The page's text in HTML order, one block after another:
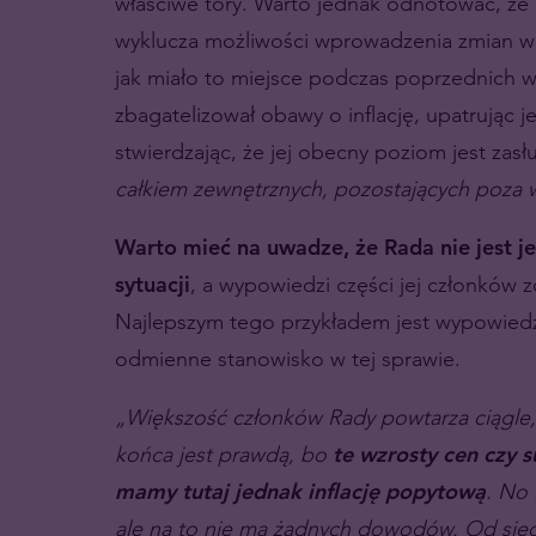
wyklucza możliwości wprowadzenia zmian
jak miało to miejsce podczas poprzednich
zbagatelizował obawy o inflację, upatrując
stwierdzając, że jej obecny poziom jest
całkiem zewnętrznych, pozostających
Warto mieć na uwadze, że Rada nie jest
sytuacji, a wypowiedzi części jej członków
Najlepszym tego przykładem jest
odmienne stanowisko w tej sprawie.
„Większość członków Rady powtarza
końca jest prawdą, bo te wzrosty cen czy
mamy tutaj jednak inflację popytową. No
ale na to nie ma żadnych dowodów. Od